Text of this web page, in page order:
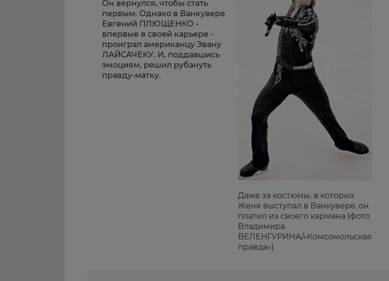
Даже за костюмы, в которых
Женя выступал в Ванкувере, он
платил из своего кармана (фото
Владимира
ВЕЛЕНГУРИНА/«Комсомольская
правда»)
Он вернулся, чтобы стать
первым. Однако в Ванкувере
Евгений ПЛЮЩЕНКО -
впервые в своей карьере -
проиграл американцу Эвану
ЛАЙСАЧЕКУ. И, поддавшись
эмоциям, решил рубануть
правду-матку.